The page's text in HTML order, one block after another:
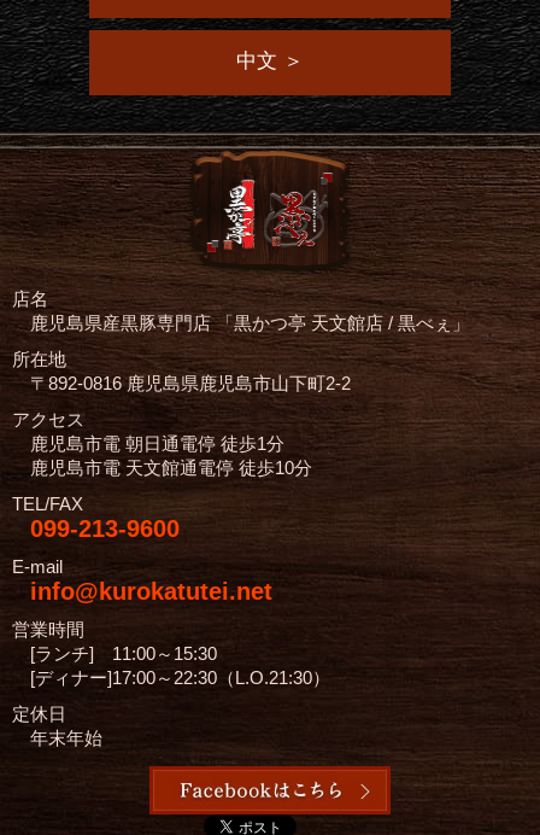
中文 ＞
店名
鹿児島県産黒豚専門店「黒かつ亭 天文館店 / 黒べぇ」
所在地
〒892-0816 鹿児島県鹿児島市山下町2-2
アクセス
鹿児島市電 朝日通電停 徒歩1分
鹿児島市電 天文館通電停 徒歩10分
TEL/FAX
099-213-9600
E-mail
info@kurokatutei.net
営業時間
[ランチ] 11:00～15:30
[ディナー]17:00～22:30（L.O.21:30）
定休日
年末年始